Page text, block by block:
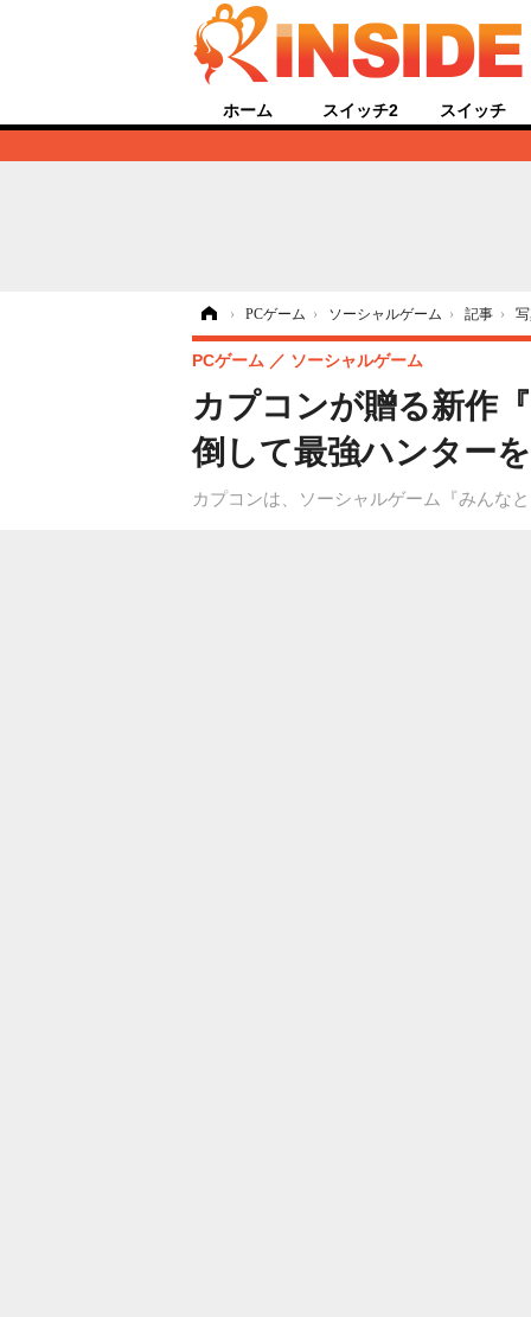
ホーム スイッチ2 スイッチ
› PCゲーム › ソーシャルゲーム › 記事 ›
カプコンが贈る新作
倒して最強ハンター
カプコンは、ソーシャルゲーム『みんな
PCゲーム ソーシャルゲーム